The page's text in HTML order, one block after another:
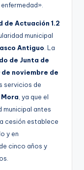
de Actuación 1.2
municipal
Antiguo . La
de Junta de
noviembre de
servicios de
, ya que el
municipal antes
cesión establece
y en
cinco años y